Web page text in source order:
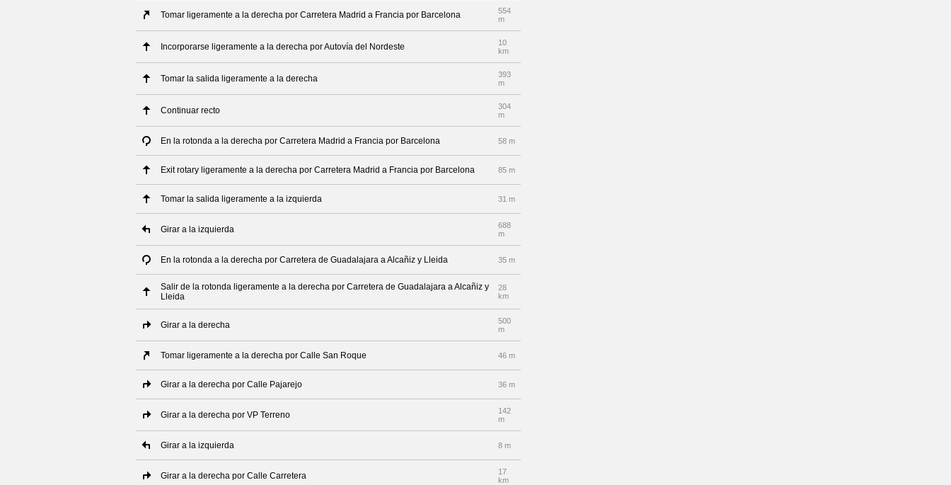
Tomar ligeramente a la derecha por Carretera Madrid a Francia por Barcelona
554
m
Incorporarse ligeramente a la derecha por Autovía del Nordeste
10
km
Tomar la salida ligeramente a la derecha
393
m
Continuar recto
304
m
En la rotonda a la derecha por Carretera Madrid a Francia por Barcelona 58 m
Exit rotary ligeramente a la derecha por Carretera Madrid a Francia por Barcelona 85 m
Tomar la salida ligeramente a la izquierda 31 m
Girar a la izquierda
688
m
En la rotonda a la derecha por Carretera de Guadalajara a Alcañiz y Lleida 35 m
Salir de la rotonda ligeramente a la derecha por Carretera de Guadalajara a Alcañiz y
Lleida
28
km
Girar a la derecha
500
m
Tomar ligeramente a la derecha por Calle San Roque 46 m
Girar a la derecha por Calle Pajarejo 36 m
Girar a la derecha por VP Terreno
142
m
Girar a la izquierda 8 m
Girar a la derecha por Calle Carretera
17
km